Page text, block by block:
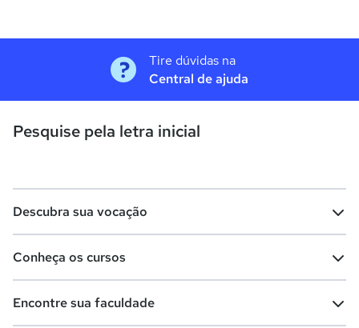
Tire dúvidas na
Central de ajuda
Pesquise pela letra inicial
Descubra sua vocação
Conheça os cursos
Encontre sua faculdade